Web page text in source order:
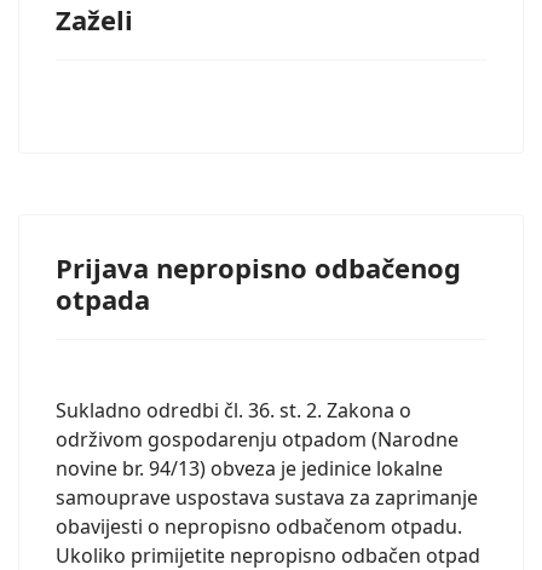
Zaželi
Prijava nepropisno odbačenog
otpada
Sukladno odredbi čl. 36. st. 2. Zakona o
održivom gospodarenju otpadom (Narodne
novine br. 94/13) obveza je jedinice lokalne
samouprave uspostava sustava za zaprimanje
obavijesti o nepropisno odbačenom otpadu.
Ukoliko primijetite nepropisno odbačen otpad